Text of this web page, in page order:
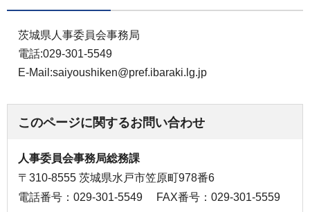
茨城県人事委員会事務局
電話:029-301-5549
E-Mail:saiyoushiken@pref.ibaraki.lg.jp
このページに関するお問い合わせ
人事委員会事務局総務課
〒310-8555 茨城県水戸市笠原町978番6
電話番号：029-301-5549
FAX番号：029-301-5559